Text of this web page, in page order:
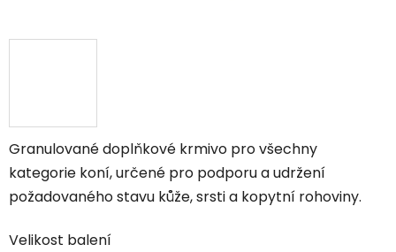
Granulované doplňkové krmivo pro všechny
kategorie koní, určené pro podporu a udržení
požadovaného stavu kůže, srsti a kopytní rohoviny.
Velikost balení